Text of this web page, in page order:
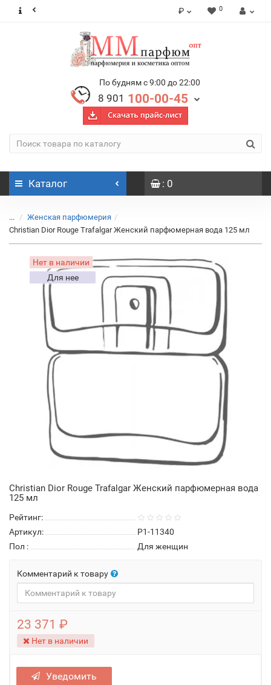
₽ 0
По будням с 9:00 до 22:00
8 901 100-00-45
Каталог : 0
...
Женская парфюмерия
Christian Dior Rouge Trafalgar Женский парфюмерная вода 125 мл
Нет в наличии
Для нее
Christian Dior Rouge Trafalgar Женский парфюмерная вода
125 мл
Рейтинг:
Артикул:
P1-11340
Пол : Для женщин
Комментарий к товару
23 371 ₽
Нет в наличии
Уведомить